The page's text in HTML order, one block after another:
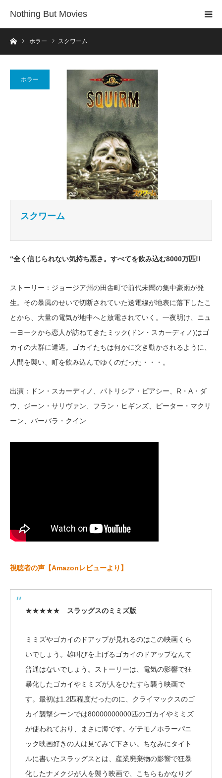
Nothing But Movies
ホームホラー スクワーム
ホラー
スクワーム
“全く信じられない気持ち悪さ。すべてを飲み込む8000万匹!!
ストーリー：ジョージア州の田舎町で前代未聞の集中豪雨が発
生。その暴風のせいで切断されていた送電線が地表に落下したこ
とから、大量の電気が地中へと放電されていく。一夜明け、ニュ
ーヨークから恋人が訪ねてきたミック(ドン・スカーディノ)はゴ
カイの大群に遭遇。ゴカイたちは何かに突き動かされるように、
人間を襲い、町を飲み込んでゆくのだった・・・。
出演：ドン・スカーディノ、パトリシア・ピアシー、R・A・ダ
ウ、ジーン・サリヴァン、フラン・ヒギンズ、ピーター・マクリ
ーン、バーバラ・クイン
視聴者の声【Amazonレビューより】
★★★★★ スラッグスのミミズ版
ミミズやゴカイのドアップが見れるのはこの映画くら
いでしょう。雄叫びを上げるゴカイのドアップなんて
普通はないでしょう。ストーリーは、電気の影響で狂
暴化したゴカイやミミズが人をひたすら襲う映画で
す。最初は1.2匹程度だったのに、クライマックスのゴ
カイ襲撃シーンでは80000000000匹のゴカイやミミズ
が使われており、まさに海です。ゲテモノホラーパニ
ック映画好きの人は見てみて下さい。ちなみにタイト
ルに書いたスラッグスとは、産業廃棄物の影響で狂暴
化したナメクジが人を襲う映画で、こちらもかなりグ